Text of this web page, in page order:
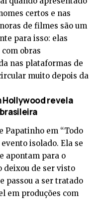
certos e nas
de filmes são um
para isso: elas
obras
nas plataformas de
muito depois da
Hollywood revela
Papatinho em “Todo
isolado. Ela se
apontam para o
deixou de ser visto
passou a ser tratado
em produções com